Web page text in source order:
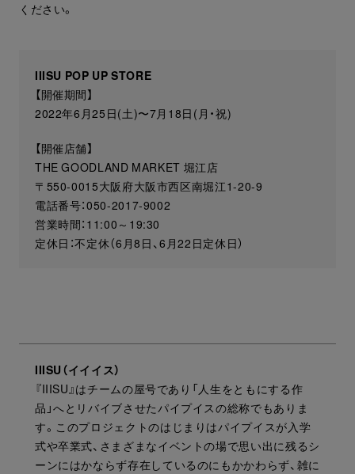
ください。
IIISU POP UP STORE
【開催期間】
2022年6月25日(土)〜7月18日(月・祝)
【開催店舗】
THE GOODLAND MARKET 堀江店
〒550-0015大阪府大阪市西区南堀江1-20-9
電話番号：050-2017-9002
営業時間：11:00～19:30
定休日：不定休（6月8日、6月22日定休日）
IIISU（イイイス）
『IIISU』はチームの屋号であり「人生をともにする作
品」へとリバイブさせたパイプイスの総称でもありま
す。このプロジェクトのはじまりはパイプイスが入学
式や卒業式、さまざまなイベントの場で思い出に残るシ
ーンにはかならず存在しているのにもかかわらず、雑に